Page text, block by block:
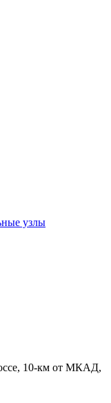
узлы
10-км от МКАД,